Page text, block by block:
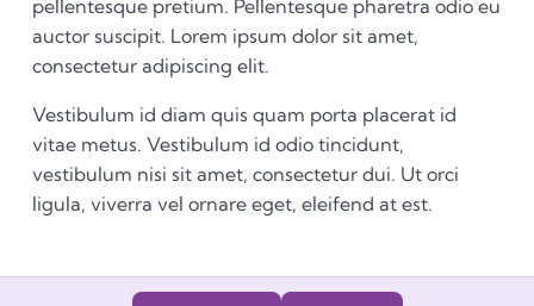
pellentesque pretium. Pellentesque pharetra odio eu
auctor suscipit. Lorem ipsum dolor sit amet,
consectetur adipiscing elit.
Vestibulum id diam quis quam porta placerat id
vitae metus. Vestibulum id odio tincidunt,
vestibulum nisi sit amet, consectetur dui. Ut orci
ligula, viverra vel ornare eget, eleifend at est.